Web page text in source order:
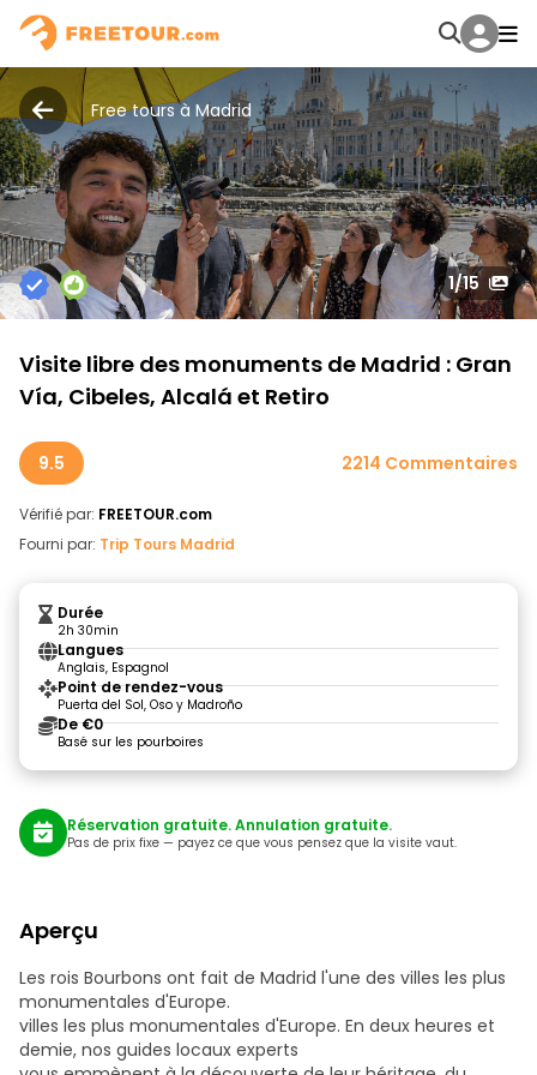
Free tours à Madrid
1/15
Visite libre des monuments de Madrid : Gran
Vía, Cibeles, Alcalá et Retiro
9.5 2214 Commentaires
Vérifié par: FREETOUR.com
Fourni par: Trip Tours Madrid
Durée
2h 30min
Langues
Anglais, Espagnol
Point de rendez-vous
Puerta del Sol, Oso y Madroño
De €0
Basé sur les pourboires
Réservation gratuite. Annulation gratuite.
Pas de prix fixe — payez ce que vous pensez que la visite vaut.
Aperçu
Les rois Bourbons ont fait de Madrid l'une des villes les plus
monumentales d'Europe.
villes les plus monumentales d'Europe. En deux heures et
demie, nos guides locaux experts